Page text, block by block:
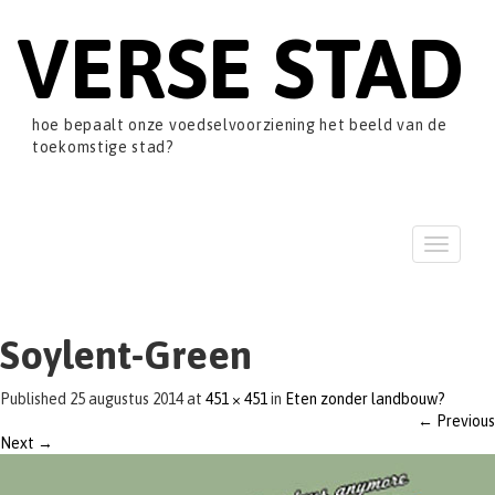
VERSE STAD
hoe bepaalt onze voedselvoorziening het beeld van de
toekomstige stad?
T
o
a
v
Soylent-Green
Published 25 augustus 2014at 451 × 451 in Eten zonder landbouw?
← Previous
Next →